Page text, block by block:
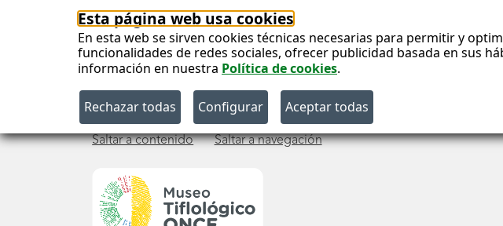
Esta página web usa cookies
En esta web se sirven cookies técnicas necesarias para permitir y
funcionalidades de redes sociales, ofrecer publicidad basada en sus
información en nuestra Política de cookies.
Saltar a contenido Saltar a navegación